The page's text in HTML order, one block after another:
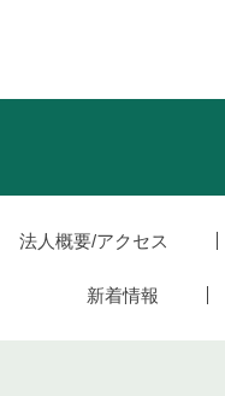
法人概要/アクセス
新着情報